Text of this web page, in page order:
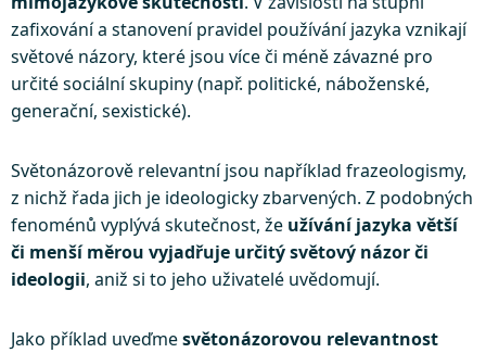
zafixování a stanovení pravidel používání jazyka vznikají
světové názory, které jsou více či méně závazné pro
určité sociální skupiny (např. politické, náboženské,
generační, sexistické).
Světonázorově relevantní jsou například frazeologismy,
z nichž řada jich je ideologicky zbarvených. Z podobných
fenoménů vyplývá skutečnost, že užívání jazyka větší
či menší měrou vyjadřuje určitý světový názor či
ideologii, aniž si to jeho uživatelé uvědomují.
Jako příklad uveďmesvětonázorovou relevantnost